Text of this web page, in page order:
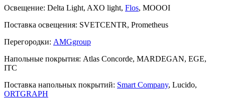
Освещение: Delta Light, AXO light, Flos, MOOOI
Поставка освещения: SVETCENTR, Prometheus
Перегородки: AMGgroup
Напольные покрытия: Atlas Concorde, MARDEGAN, EGE,
ITC
Поставка напольных покрытий: Smart Company, Lucido,
ORTGRAPH